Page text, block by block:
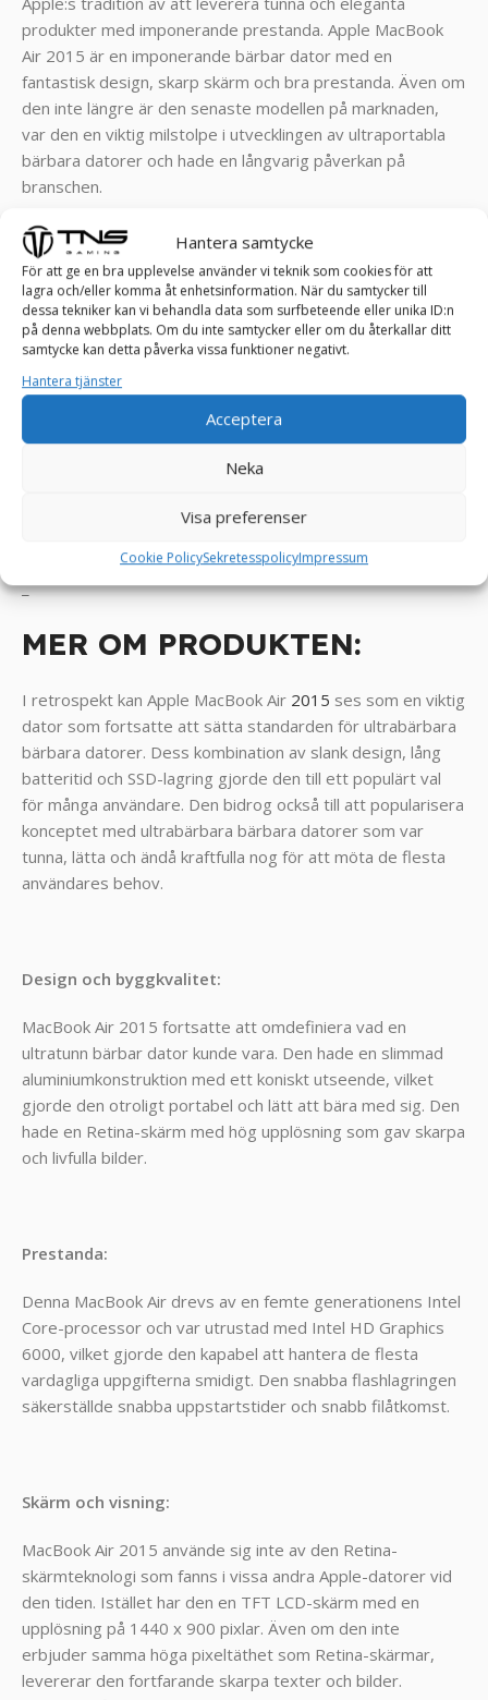
Hantera samtycke
För att ge en bra upplevelse använder vi teknik som cookies för att
lagra och/eller komma åt enhetsinformation. När du samtycker till
dessa tekniker kan vi behandla data som surfbeteende eller unika ID:n
på denna webbplats. Om du inte samtycker eller om du återkallar ditt
samtycke kan detta påverka vissa funktioner negativt.
Hantera tjänster
Acceptera
Neka
Visa preferenser
Cookie PolicySekretesspolicyImpressum
produkter med imponerande prestanda. Apple MacBook
Air 2015 är en imponerande bärbar dator med en
fantastisk design, skarp skärm och bra prestanda. Även om
den inte längre är den senaste modellen på marknaden,
var den en viktig milstolpe i utvecklingen av ultraportabla
bärbara datorer och hade en långvarig påverkan på
branschen.
SPECIFIKATIONER:
RAM: 8 GB
Processor: i5-5250U processor – Upp till 2.7GHz!
Lagring: 128 GB SSD
Upplösning: 1440 x 900
Grafik: Intel HD Graphics 6000
_
MER OM PRODUKTEN:
I retrospekt kan Apple MacBook Air 2015 ses som en viktig
dator som fortsatte att sätta standarden för ultrabärbara
bärbara datorer. Dess kombination av slank design, lång
batteritid och SSD-lagring gjorde den till ett populärt val
för många användare. Den bidrog också till att popularisera
konceptet med ultrabärbara bärbara datorer som var
tunna, lätta och ändå kraftfulla nog för att möta de flesta
användares behov.
Design och byggkvalitet:
MacBook Air 2015 fortsatte att omdefiniera vad en
ultratunn bärbar dator kunde vara. Den hade en slimmad
aluminiumkonstruktion med ett koniskt utseende, vilket
gjorde den otroligt portabel och lätt att bära med sig. Den
hade en Retina-skärm med hög upplösning som gav skarpa
och livfulla bilder.
Prestanda:
Denna MacBook Air drevs av en femte generationens Intel
Core-processor och var utrustad med Intel HD Graphics
6000, vilket gjorde den kapabel att hantera de flesta
vardagliga uppgifterna smidigt. Den snabba flashlagringen
säkerställde snabba uppstartstider och snabb filåtkomst.
Skärm och visning:
MacBook Air 2015 använde sig inte av den Retina-
skärmteknologi som fanns i vissa andra Apple-datorer vid
den tiden. Istället har den en TFT LCD-skärm med en
upplösning på 1440 x 900 pixlar. Även om den inte
erbjuder samma höga pixeltäthet som Retina-skärmar,
levererar den fortfarande skarpa texter och bilder.